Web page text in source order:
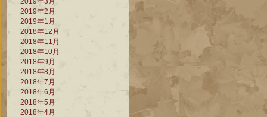
2019年2月
2019年1月
2018年12月
2018年11月
2018年10月
2018年9月
2018年8月
2018年7月
2018年6月
2018年5月
2018年4月